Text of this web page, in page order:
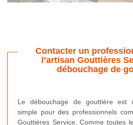
Contacter un
l’artisan Gouttières
débouchage de
Le débouchage de gouttière est
simple pour des professionnels
Gouttières Service. Comme toutes